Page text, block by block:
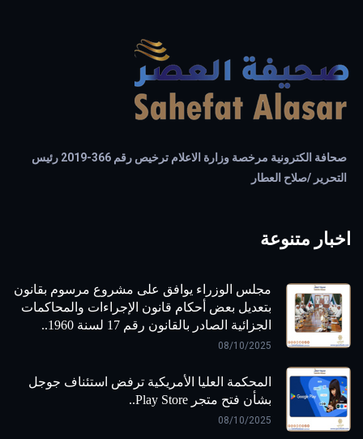
صحافة الكترونية مرخصة وزارة الاعلام ترخيص رقم 366-2019 رئيس
التحرير /صلاح العطار
اخبار متنوعة
مجلس الوزراء يوافق على مشروع مرسوم بقانون
بتعديل بعض أحكام قانون الإجراءات والمحاكمات
الجزائية الصادر بالقانون رقم 17 لسنة 1960..
08/10/2025
المحكمة العليا الأمريكية ترفض استئناف جوجل
بشأن فتح متجر Play Store..
08/10/2025